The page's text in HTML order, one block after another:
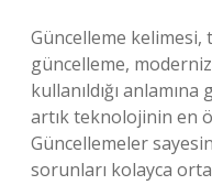
Güncelleme
güncelleme,
kullanıldığı
artık teknolojinin en
Güncellemeler
sorunları kolayca